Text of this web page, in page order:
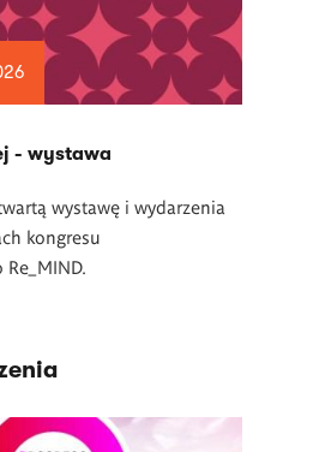
- wystawa
wystawę i wydarzenia
kongresu